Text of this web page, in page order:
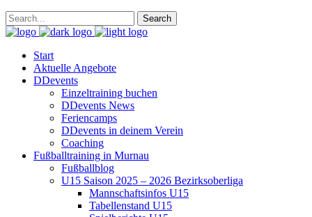
Start
Aktuelle Angebote
DDevents
Einzeltraining buchen
DDevents News
Feriencamps
DDevents in deinem Verein
Coaching
Fußballtraining in Murnau
Fußballblog
U15 Saison 2025 – 2026 Bezirksoberliga
Mannschaftsinfos U15
Tabellenstand U15